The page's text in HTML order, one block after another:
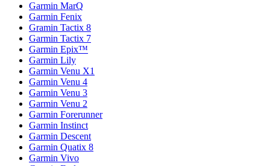
Garmin MarQ
Garmin Fenix
Gramin Tactix 8
Garmin Tactix 7
Garmin Epix™
Garmin Lily
Garmin Venu X1
Garmin Venu 4
Garmin Venu 3
Garmin Venu 2
Garmin Forerunner
Garmin Instinct
Garmin Descent
Garmin Quatix 8
Garmin Vivo